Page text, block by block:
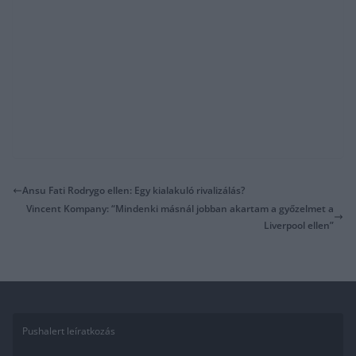
Ansu Fati Rodrygo ellen: Egy kialakuló rivalizálás?
Vincent Kompany: “Mindenki másnál jobban akartam a győzelmet a
Liverpool ellen”
Pushalert leíratkozás